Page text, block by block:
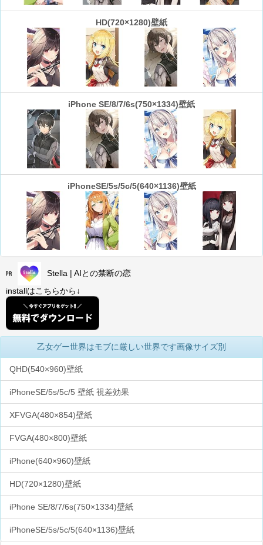
HD(720×1280)壁紙
iPhone SE/8/7/6s(750×1334)壁紙
iPhoneSE/5s/5c/5(640×1136)壁紙
Stella | AIとの禁断の恋
installはこちらから↓
乙女ゲー世界はモブに厳しい世界です画像サイズ別
QHD(540×960)壁紙
iPhoneSE/5s/5c/5 壁紙 視差効果
XFVGA(480×854)壁紙
FVGA(480×800)壁紙
iPhone(640×960)壁紙
HD(720×1280)壁紙
iPhone SE/8/7/6s(750×1334)壁紙
iPhoneSE/5s/5c/5(640×1136)壁紙